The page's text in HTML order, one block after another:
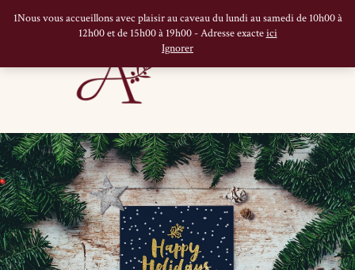
1Nous vous accueillons avec plaisir au caveau du lundi au samedi de 10h00 à
12h00 et de 15h00 à 19h00 - Adresse exacteici
Ignorer